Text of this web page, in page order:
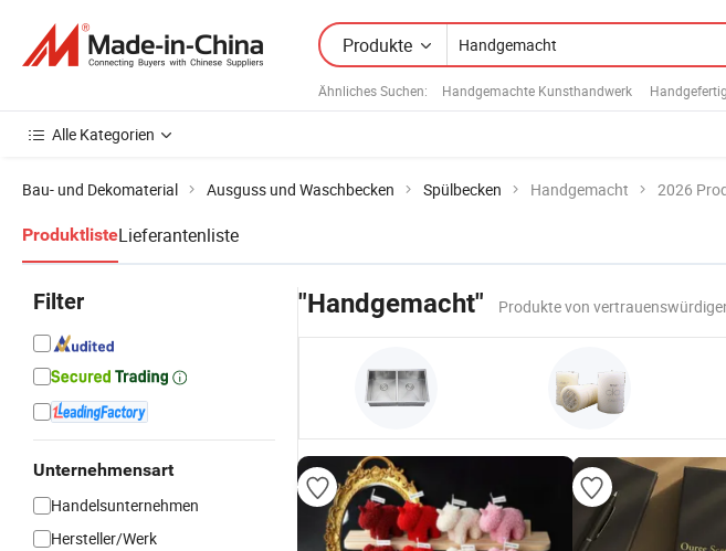
Produkte
Ähnliches Suchen: Handgemachte Kunsthandwerk
Alle Kategorien
Bau- und Dekomaterial Ausguss und Waschbecken Spülbecken Handgemacht 2026
ProduktlisteLieferantenliste
Filter
Unternehmensart
Handelsunternehmen
Hersteller/Werk
"Handgemacht" Produkte von